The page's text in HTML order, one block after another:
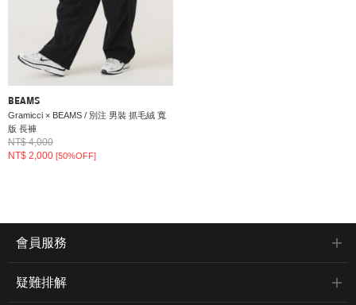
BEAMS
Gramicci × BEAMS / 別注 男裝 抓毛絨 寬
版 長褲
NT$ 4,000
NT$ 2,000 [50%OFF]
會員服務
疑難排解